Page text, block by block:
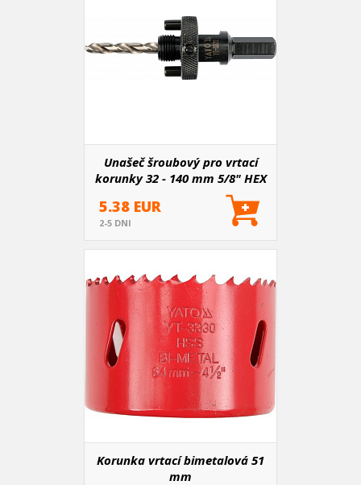
Unašeč šroubový pro vrtací
korunky 32 - 140 mm 5/8" HEX
5.38 EUR
2-5 DNI
Korunka vrtací bimetalová 51
mm